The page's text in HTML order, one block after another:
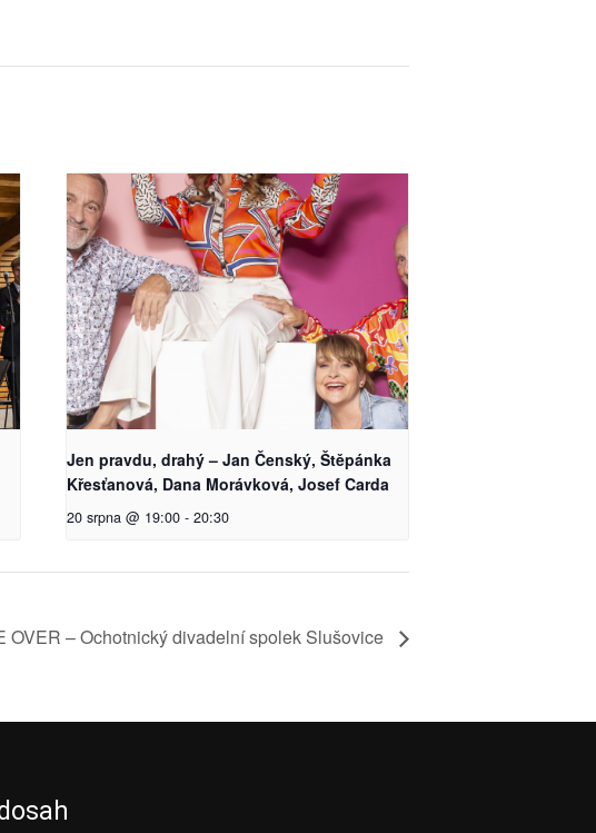
Jen pravdu, drahý – Jan Čenský, Štěpánka
Křesťanová, Dana Morávková, Josef Carda
20 srpna @ 19:00 - 20:30
OVER – Ochotnický divadelní spolek Slušovice